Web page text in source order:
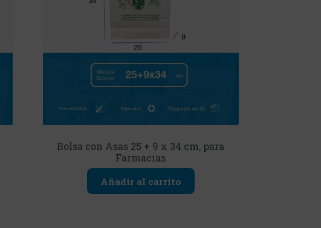
Bolsa con Asas 25 + 9 x 34 cm, para
Farmacias
Añadir al carrito